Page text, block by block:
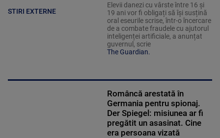
STIRI EXTERNE
Elevii danezi cu vârste între 16 și
19 ani vor fi obligați să își susțină
oral eseurile scrise, într-o încercare
de a combate fraudele cu ajutorul
inteligenței artificiale, a anunțat
guvernul, scrie
The Guardian.
Româncă arestată în
Germania pentru spionaj.
Der Spiegel: misiunea ar fi
pregătit un asasinat. Cine
era persoana vizată